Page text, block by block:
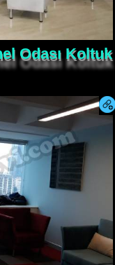
Odası Koltuk